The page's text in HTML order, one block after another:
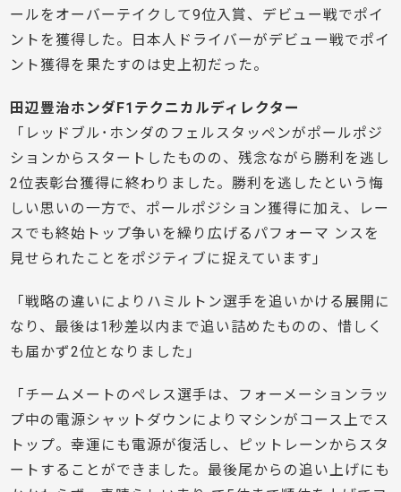
ールをオーバーテイクして9位入賞、デビュー戦でポイ
ントを獲得した。日本人ドライバーがデビュー戦でポイ
ント獲得を果たすのは史上初だった。
田辺豊治ホンダF1テクニカルディレクター
「レッドブル･ホンダのフェルスタッペンがポールポジ
ションからスタートしたものの、残念ながら勝利を逃し
2位表彰台獲得に終わりました。勝利を逃したという悔
しい思いの一方で、ポールポジション獲得に加え、レー
スでも終始トップ争いを繰り広げるパフォーマ ンスを
見せられたことをポジティブに捉えています」
「戦略の違いによりハミルトン選手を追いかける展開に
なり、最後は1秒差以内まで追い詰めたものの、惜しく
も届かず2位となりました」
「チームメートのペレス選手は、フォーメーションラッ
プ中の電源シャットダウンによりマシンがコース上でス
トップ。幸運にも電源が復活し、ピットレーンからスタ
ートすることができました。最後尾からの追い上げにも